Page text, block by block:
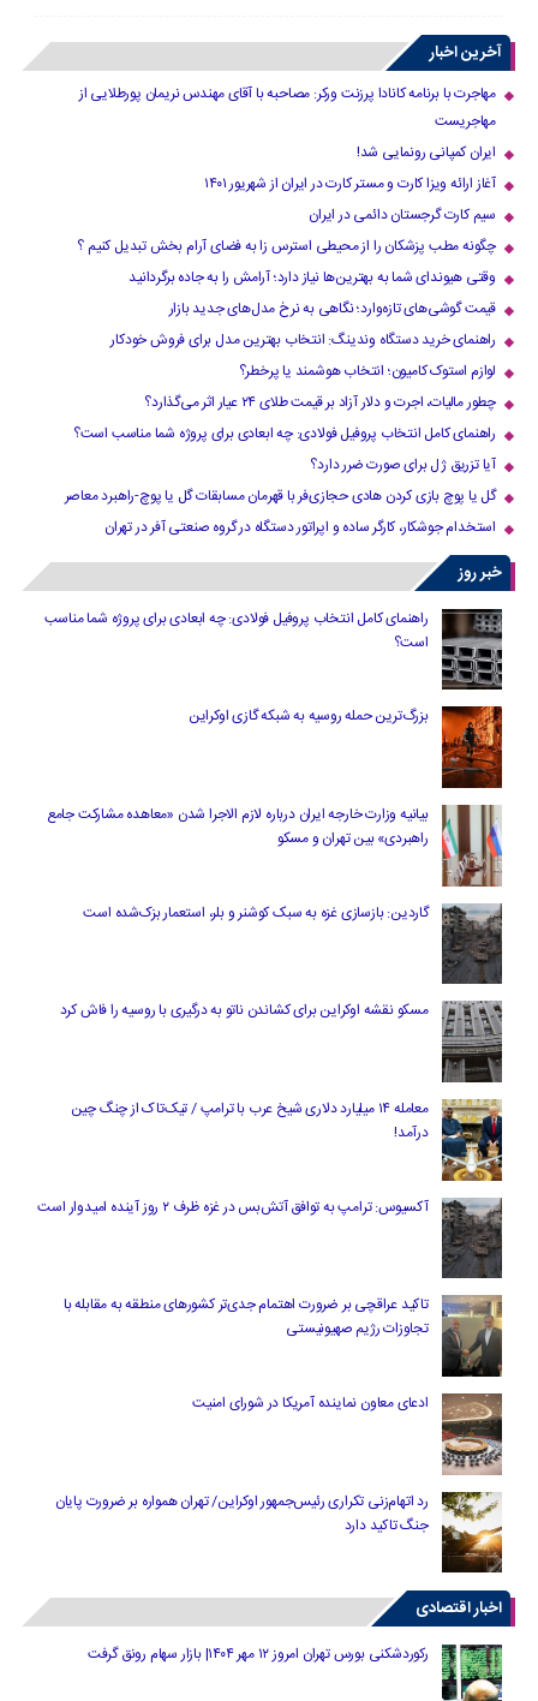
آخرین اخبار
مهاجرت با برنامه کانادا پرزنت ورکر: مصاحبه با آقای مهندس نریمان پورطلایی از
مهاجریست
ایران کمپانی رونمایی شد!
آغاز ارائه ویزا کارت و مستر کارت در ایران از شهریور ۱۴۰۱
سیم کارت گرجستان دائمی در ایران
چگونه مطب پزشکان را از محیطی استرس زا به فضای آرام بخش تبدیل کنیم ؟
وقتی هیوندای شما به بهترین‌ها نیاز دارد؛ آرامش را به جاده برگردانید
قیمت گوشی‌های تازه‌وارد؛ نگاهی به نرخ مدل‌های جدید بازار
راهنمای خرید دستگاه وندینگ: انتخاب بهترین مدل برای فروش خودکار
لوازم استوک کامیون؛ انتخاب هوشمند یا پرخطر؟
چطور مالیات، اجرت و دلار آزاد بر قیمت طلای ۲۴ عیار اثر می‌گذارد؟
راهنمای کامل انتخاب پروفیل فولادی: چه ابعادی برای پروژه شما مناسب است؟
آیا تزریق ژل برای صورت ضرر دارد​؟
گل یا پوچ بازی کردن هادی حجازی‌فر با قهرمان مسابقات گل یا پوچ-راهبرد معاصر
استخدام جوشکار، کارگر ساده و اپراتور دستگاه در گروه صنعتی آفر در تهران
خبر روز
راهنمای کامل انتخاب پروفیل فولادی: چه ابعادی برای پروژه شما مناسب
است؟
بزرگ‌ترین حمله روسیه به شبکه گازی اوکراین
بیانیه وزارت خارجه ایران درباره لازم‌ الاجرا شدن «معاهده مشارکت جامع
راهبردی» بین تهران و مسکو
گاردین: بازسازی غزه به سبک کوشنر و بلر، استعمار بزک‌شده است
مسکو نقشه اوکراین برای کشاندن ناتو به درگیری با روسیه را فاش کرد
معامله ۱۴ میلیارد دلاری شیخ عرب با ترامپ / تیک‌تاک از چنگ چین
درآمد!
آکسیوس: ترامپ به توافق آتش‌بس در غزه ظرف ۲ روز آینده امیدوار است
تاکید عراقچی بر ضرورت اهتمام جدی‌تر کشورهای منطقه به مقابله با
تجاوزات رژیم صهیونیستی
ادعای معاون نماینده آمریکا در شورای امنیت
رد اتهام‌زنی تکراری رئیس‌جمهور اوکراین/ تهران همواره بر ضرورت پایان
جنگ تاکید دارد
اخبار اقتصادی
رکوردشکنی بورس تهران امروز ۱۲ مهر ۱۴۰۴| بازار سهام رونق گرفت